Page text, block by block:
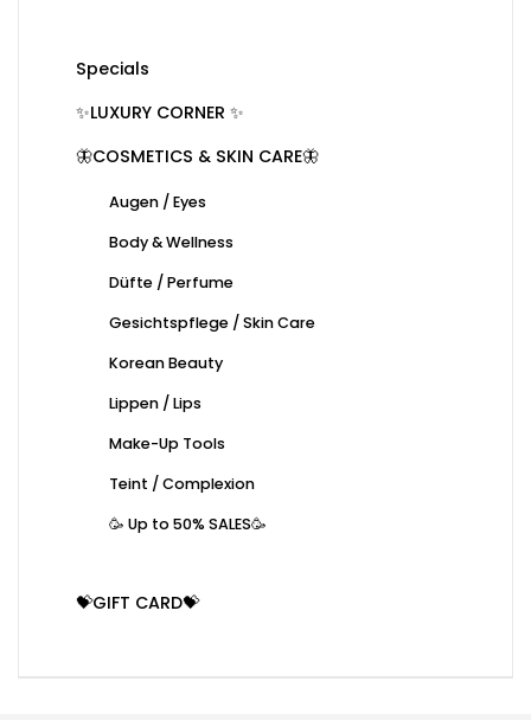
Specials
✨LUXURY CORNER ✨
🦋COSMETICS & SKIN CARE🦋
Augen / Eyes
Body & Wellness
Düfte / Perfume
Gesichtspflege / Skin Care
Korean Beauty
Lippen / Lips
Make-Up Tools
Teint / Complexion
🥳 Up to 50% SALES🥳
💝GIFT CARD💝